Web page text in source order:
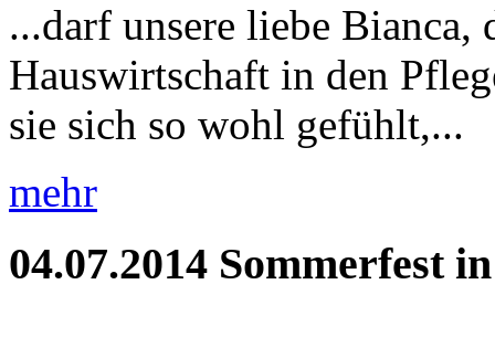
...darf unsere liebe Bianca,
Hauswirtschaft in den
sie sich so wohl gefühlt,...
mehr
04.07.2014 Sommerfest